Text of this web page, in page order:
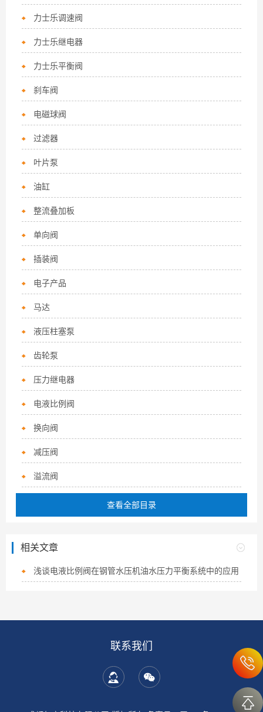
力士乐调速阀
力士乐继电器
力士乐平衡阀
刹车阀
电磁球阀
过滤器
叶片泵
油缸
整流叠加板
单向阀
插装阀
电子产品
马达
液压柱塞泵
齿轮泵
压力继电器
电液比例阀
换向阀
减压阀
溢流阀
查看全部目录
相关文章
浅谈电液比例阀在钢管水压机油水压力平衡系统中的应用
联系我们